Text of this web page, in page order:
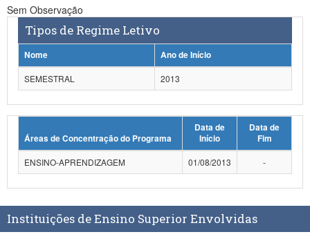
Controladoria-Geral da União
Ministério da Mulher, da Família e dos Direitos Humanos
Sem Observação
Tipos de Regime Letivo
Nome
Ano de Início
SEMESTRAL
2013
Áreas de Concentração do Programa
Data de
Início
Data de
Fim
ENSINO-APRENDIZAGEM
01/08/2013 -
Instituições de Ensino Superior Envolvidas